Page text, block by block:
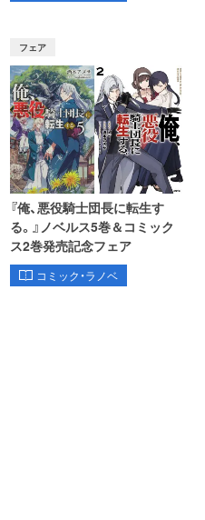
フェア
『俺、悪役騎士団長に転生す
る。』ノベルス5巻＆コミック
ス2巻発売記念フェア
コミック・ラノベ